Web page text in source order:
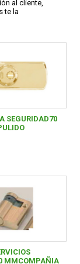
al cliente,
te la
SEGURIDAD70
MMCOMPAÑIA